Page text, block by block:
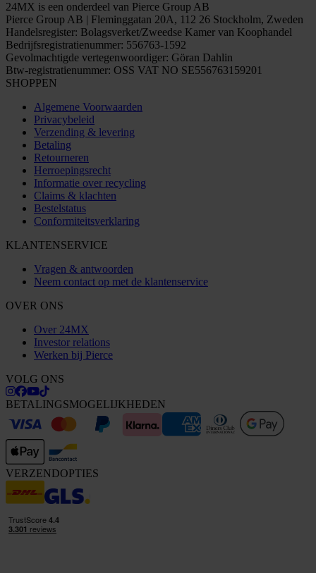
24MX is een onderdeel van Pierce Group AB
Pierce Group AB | Fleminggatan 20A, 112 26 Stockholm, Zweden
Handelsregister: Bolagsverket/Zweedse Kamer van Koophandel
Bedrijfsregistratienummer: 556763-1592
Gevolmachtigde vertegenwoordiger: Göran Dahlin
Btw-registratienummer: OSS VAT NO SE556763159201
SHOPPEN
Algemene Voorwaarden
Privacybeleid
Verzending & levering
Betaling
Retourneren
Herroepingsrecht
Informatie over recycling
Claims & klachten
Bestelstatus
Conformiteitsverklaring
KLANTENSERVICE
Vragen & antwoorden
Neem contact op met de klantenservice
OVER ONS
Over 24MX
Investor relations
Werken bij Pierce
VOLG ONS
BETALINGSMOGELIJKHEDEN
VERZENDOPTIES